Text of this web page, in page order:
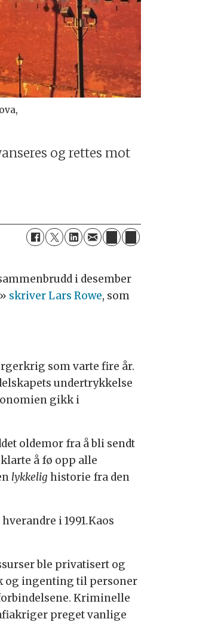
og rettes mot
i desember
skriver Lars Rowe, som
som varte fire år.
undertrykkelse
gikk i
oldemor fra å bli sendt
å fø opp alle
lykkelighistorie fra den
i 1991.Kaos
ble privatisert og
og ingenting til personer
Kriminelle
preget vanlige